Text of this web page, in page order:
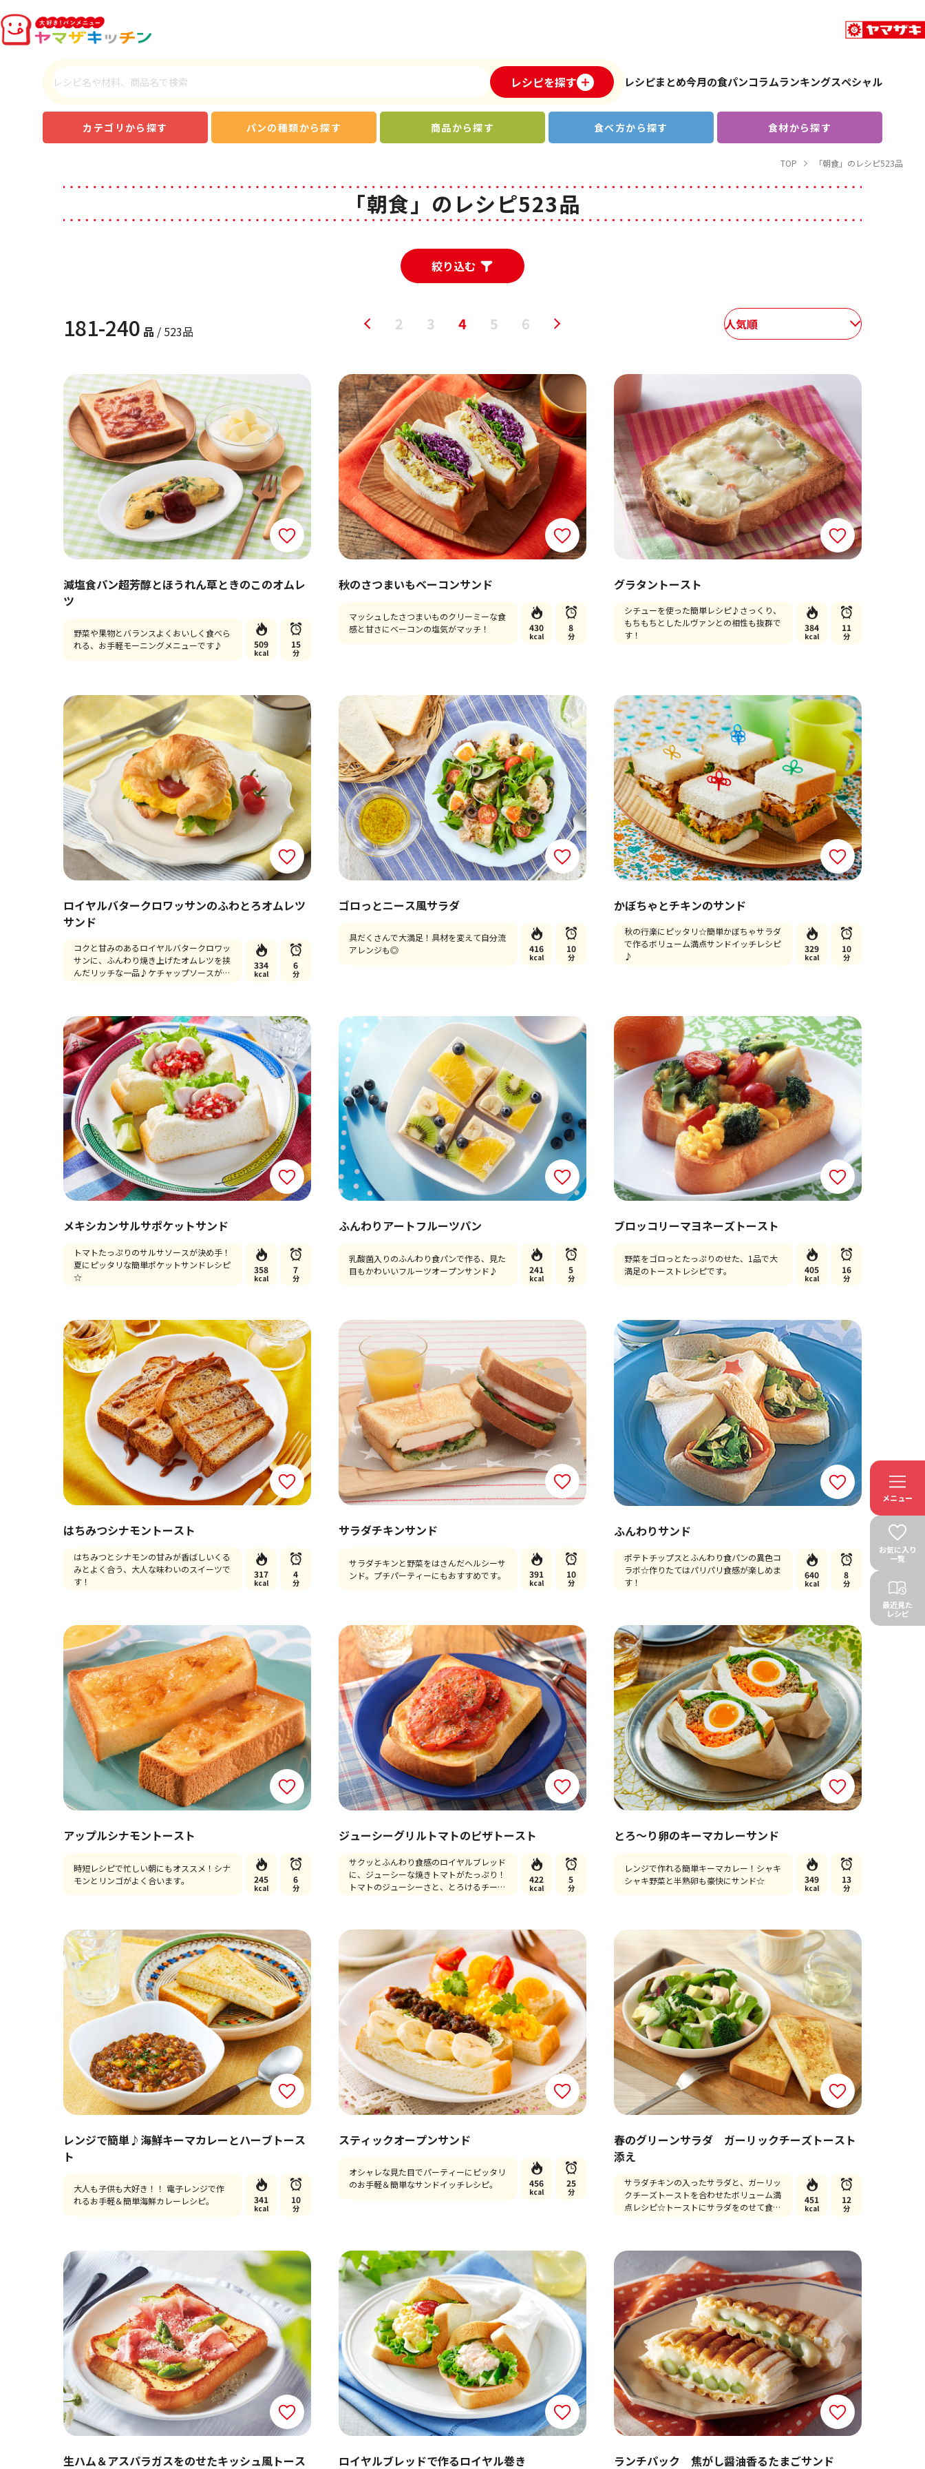
レシピを探す レシピまとめ今月の食パンコラムランキングスペシャル
カテゴリから探す パンの種類から探す 商品から探す 食べ方から探す 食材から探す
TOP 「朝食」のレシピ523品
「朝食」のレシピ523品
絞り込む
181-240 品 / 523品 2 3 4 5 6 人気順
減塩食パン超芳醇とほうれん草ときのこのオムレ
ツ
野菜や果物とバランスよくおいしく食べら
れる、お手軽モーニングメニューです♪
509
kcal
15
分
秋のさつまいもベーコンサンド
マッシュしたさつまいものクリーミーな食
感と甘さにベーコンの塩気がマッチ！
430
kcal
8
分
グラタントースト
シチューを使った簡単レシピ♪さっくり、
もちもちとしたルヴァンとの相性も抜群で
す！
384
kcal
11
分
ロイヤルバタークロワッサンのふわとろオムレツ
サンド
コクと甘みのあるロイヤルバタークロワッ
サンに、ふんわり焼き上げたオムレツを挟
んだリッチな一品♪ケチャップソースが相
334
kcal
6
分
ゴロっとニース風サラダ
具だくさんで大満足！具材を変えて自分流
アレンジも◎
416
kcal
10
分
かぼちゃとチキンのサンド
秋の行楽にピッタリ☆簡単かぼちゃサラダ
で作るボリューム満点サンドイッチレシピ
♪
329
kcal
10
分
メキシカンサルサポケットサンド
トマトたっぷりのサルサソースが決め手！
夏にピッタリな簡単ポケットサンドレシピ
☆
358
kcal
7
分
ふんわりアートフルーツパン
乳酸菌入りのふんわり食パンで作る、見た
目もかわいいフルーツオープンサンド♪
241
kcal
5
分
ブロッコリーマヨネーズトースト
野菜をゴロっとたっぷりのせた、1品で大
満足のトーストレシピです。
405
kcal
16
分
はちみつシナモントースト
はちみつとシナモンの甘みが香ばしいくる
みとよく合う、大人な味わいのスイーツで
す！
317
kcal
4
分
サラダチキンサンド
サラダチキンと野菜をはさんだヘルシーサ
ンド。プチパーティーにもおすすめです。
391
kcal
10
分
ふんわりサンド
ポテトチップスとふんわり食パンの異色コ
ラボ☆作りたてはパリパリ食感が楽しめま
す！
640
kcal
8
分
アップルシナモントースト
時短レシピで忙しい朝にもオススメ！シナ
モンとリンゴがよく合います。
245
kcal
6
分
ジューシーグリルトマトのピザトースト
サクッとふんわり食感のロイヤルブレッド
に、ジューシーな焼きトマトがたっぷり！
トマトのジューシーさと、とろけるチーズ
422
kcal
5
分
とろ〜り卵のキーマカレーサンド
レンジで作れる簡単キーマカレー！シャキ
シャキ野菜と半熟卵も豪快にサンド☆
349
kcal
13
分
レンジで簡単♪海鮮キーマカレーとハーブトース
ト
大人も子供も大好き！！ 電子レンジで作
れるお手軽＆簡単海鮮カレーレシピ。
341
kcal
10
分
スティックオープンサンド
オシャレな見た目でパーティーにピッタリ
のお手軽＆簡単なサンドイッチレシピ。
456
kcal
25
分
春のグリーンサラダ ガーリックチーズトースト
添え
サラダチキンの入ったサラダと、ガーリッ
クチーズトーストを合わせたボリューム満
点レシピ☆トーストにサラダをのせて食べ
451
kcal
12
分
生ハム＆アスパラガスをのせたキッシュ風トース
ロイヤルブレッドで作るロイヤル巻き ランチパック 焦がし醤油香るたまごサンド
メニュー
お気に入り
一覧
最近見た
レシピ